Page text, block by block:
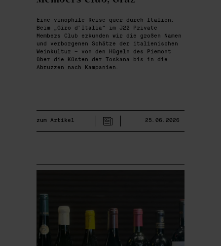
Eine vinophile Reise quer durch Italien:
Beim „Giro d’Italia“ im J22 Private
Members Club erkunden wir die großen Namen
und verborgenen Schätze der italienischen
Weinkultur – von den Hügeln des Piemont
über die Küsten der Toskana bis in die
Abruzzen nach Kampanien.
zum Artikel 25.06.2026